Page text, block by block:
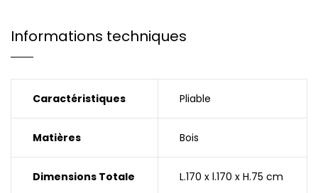
Informations techniques
Caractéristiques Pliable
Matières Bois
Dimensions Totale L.170 x l.170 x H.75 cm